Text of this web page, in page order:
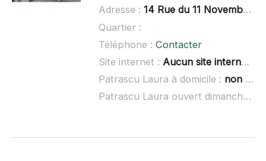
Adresse : 14 Rue du 11 Novembre, 11400 Castelnaudary
Quartier :
Téléphone : Contacter
Site internet : Aucun site internet connu
Patrascu Laura à domicile : non renseigné
Patrascu Laura ouvert dimanche :